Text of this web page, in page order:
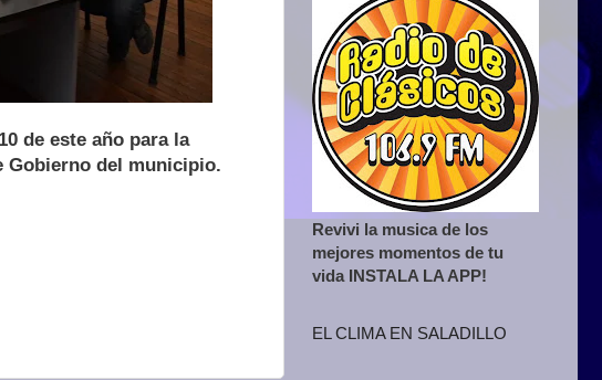
de este año para la
Gobierno del municipio.
Revivi la musica de los
mejores momentos de tu
vida INSTALA LA APP!
EL CLIMA EN SALADILLO